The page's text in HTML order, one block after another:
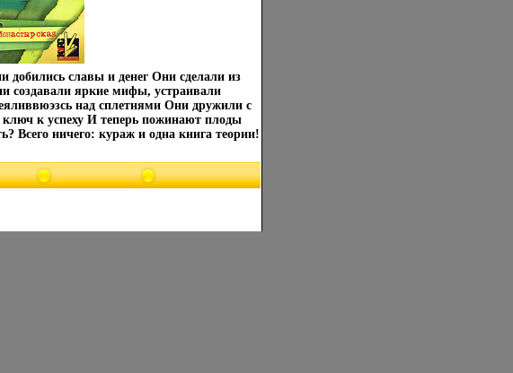
славы и денег Они сделали из
создавали яркие мифы, устраивали
над сплетнями Они дружили с
к успеху И теперь пожинают плоды
Всего ничего: кураж и одна книга теории!